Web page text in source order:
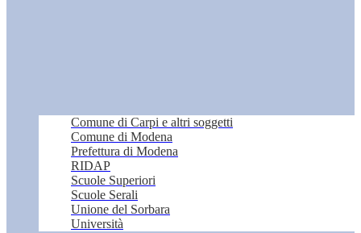
Comune di Carpi e altri soggetti
Comune di Modena
Prefettura di Modena
RIDAP
Scuole Superiori
Scuole Serali
Unione del Sorbara
Università